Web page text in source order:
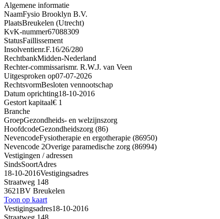
Algemene informatie
NaamFysio Brooklyn B.V.
PlaatsBreukelen (Utrecht)
KvK-nummer67088309
StatusFaillissement
Insolventienr.F.16/26/280
RechtbankMidden-Nederland
Rechter-commissarismr. R.W.J. van Veen
Uitgesproken op07-07-2026
RechtsvormBesloten vennootschap
Datum oprichting18-10-2016
Gestort kapitaal€ 1
Branche
GroepGezondheids- en welzijnszorg
HoofdcodeGezondheidszorg (86)
NevencodeFysiotherapie en ergotherapie (86950)
Nevencode 2Overige paramedische zorg (86994)
Vestigingen / adressen
SindsSoortAdres
18-10-2016Vestigingsadres
Straatweg 148
3621BV Breukelen
Toon op kaart
Vestigingsadres18-10-2016
Straatweg 148